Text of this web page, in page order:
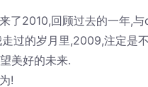
了2010,回顾过去的一年,
过的岁月里,2009,注定是
美好的未来.
!